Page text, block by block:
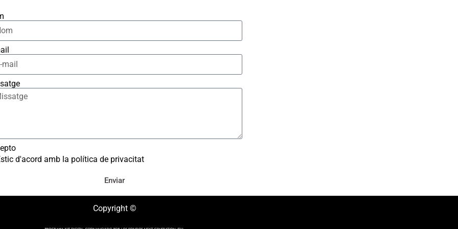
d'acord amb la política de privacitat
Enviar
Copyright ©